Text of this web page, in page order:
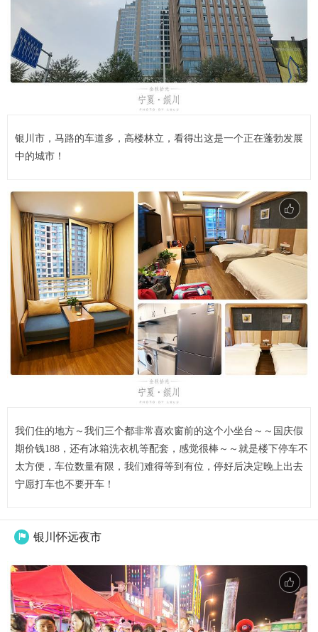
银川市，马路的车道多，高楼林立，看得出这是一个正在蓬勃发展
中的城市！
我们住的地方～我们三个都非常喜欢窗前的这个小坐台～～国庆假
期价钱188，还有冰箱洗衣机等配套，感觉很棒～～就是楼下停车不
太方便，车位数量有限，我们难得等到有位，停好后决定晚上出去
宁愿打车也不要开车！
 银川怀远夜市